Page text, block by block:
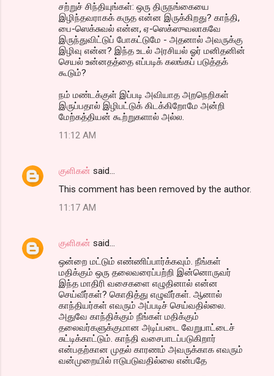
சற்றுச் சிந்தியுங்கள்: ஒரு திருநங்கையை
இழிந்தவராகக் கருத என்ன இருக்கிறது? காந்தி,
பை-ஸெக்சுவல் என்ன, ஏ-ஸெக்ஸுவலாகவே
இருந்துவிட்டுப் போகட்டுமே - அதனால் அவருக்கு
இழிவு என்ன? இந்த உடல் அரசியல் ஓர் மனிதனின்
செயல் உன்னதத்தை எப்படிக் கலங்கப் படுத்தக்
கூடும்?
நம் மண்டக்குள் இப்படி அவியாத அறநெறிகள்
இருப்பதால் இழிபட்டுக் கிடக்கிறோமே அன்றி
மேற்கத்தியன் கூற்றுகளால் அல்ல.
11:12 AM
குளிகன் said…
This comment has been removed by the author.
11:17 AM
குளிகன் said…
ஒன்றை மட்டும் எண்ணிப்பார்க்கவும். நீங்கள்
மதிக்கும் ஒரு தலைவரைப்பற்றி இன்னொருவர்
இந்த மாதிரி வசைகளை எழுதினால் என்ன
செய்வீர்கள்? கொதித்து எழுவீர்கள். ஆனால்
காந்தியர்கள் எவரும் அப்படிச் செய்வதில்லை.
அதுவே காந்திக்கும் நீங்கள் மதிக்கும்
தலைவர்களுக்குமான அடிப்படை வேறுபாட்டைச்
சுட்டிக்காட்டும். காந்தி வசைபாடப்படுகிறார்
என்பதற்கான முதல் காரணம் அவருக்காக எவரும்
வன்முறையில் ஈடுபடுவதில்லை என்பதே